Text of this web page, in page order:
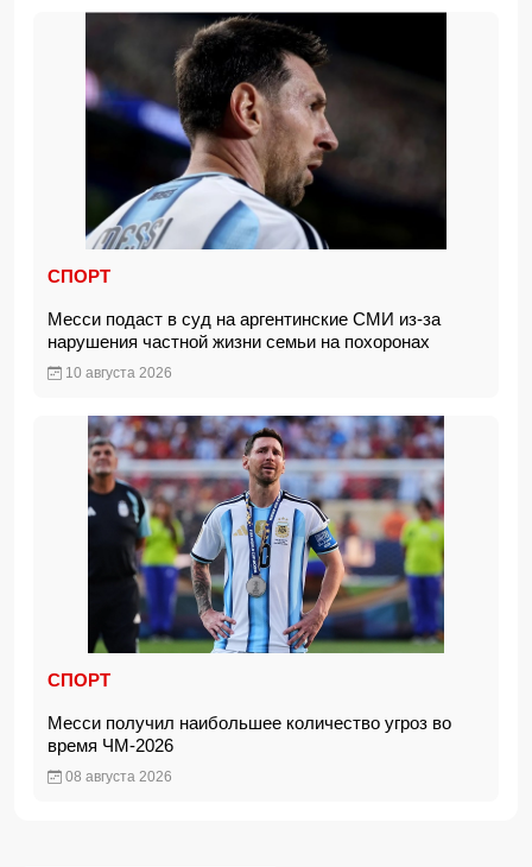
СПОРТ
Месси подаст в суд на аргентинские СМИ из-за
нарушения частной жизни семьи на похоронах
10 августа 2026
СПОРТ
Месси получил наибольшее количество угроз во
время ЧМ-2026
08 августа 2026